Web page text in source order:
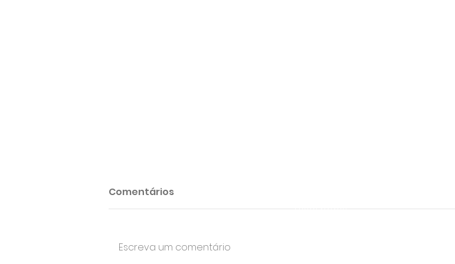
Comentários
Escreva um comentário
reservados.